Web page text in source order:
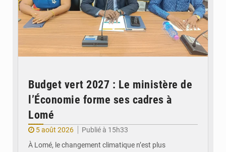
Budget vert 2027 : Le ministère de
l’Économie forme ses cadres à
Lomé
5 août 2026
Publié à 15h33
À Lomé, le changement climatique n’est plus